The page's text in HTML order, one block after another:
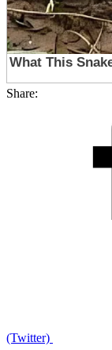
Share:
(Twitter)